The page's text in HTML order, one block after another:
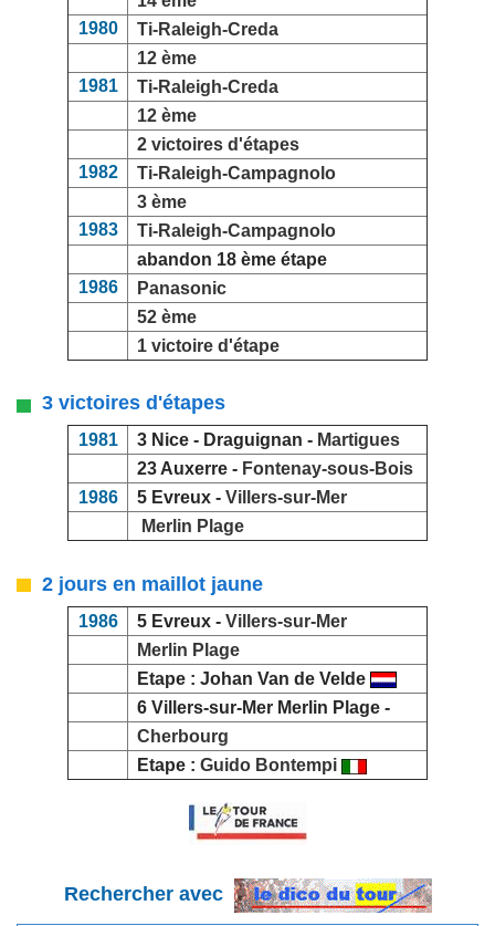
1980
Ti-Raleigh-Creda
12 ème
1981
Ti-Raleigh-Creda
12 ème
2 victoires d'étapes
1982
Ti-Raleigh-Campagnolo
3 ème
1983
Ti-Raleigh-Campagnolo
abandon 18 ème étape
1986
Panasonic
52 ème
1 victoire d'étape
3 victoires d'étapes
1981 3 Nice - Draguignan - Martigues
23 Auxerre - Fontenay-sous-Bois
1986
5 Evreux - Villers-sur-Mer
Merlin Plage
2 jours en maillot jaune
1986 5 Evreux - Villers-sur-Mer
Merlin Plage
Etape : Johan Van de Velde
6 Villers-sur-Mer Merlin Plage -
Cherbourg
Etape : Guido Bontempi
Rechercher avec